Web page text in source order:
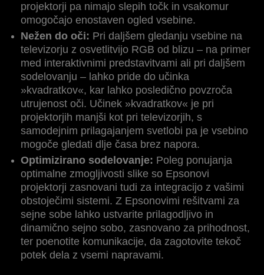
projektorji pa nimajo slepih točk in vsakomur
omogočajo enostaven ogled vsebine.
Nežen do oči: Pri daljšem gledanju vsebine na
televizorju z osvetlitvijo RGB od blizu – na primer
med interaktivnimi predstavitvami ali pri daljšem
sodelovanju – lahko pride do učinka
»kvadratkov«, kar lahko posledično povzroča
utrujenost oči. Učinek »kvadratkov« je pri
projektorjih manjši kot pri televizorjih, s
samodejnim prilagajanjem svetlobi pa je vsebino
mogoče gledati dlje časa brez napora.
Optimizirano sodelovanje: Poleg ponujanja
optimalne zmogljivosti slike so Epsonovi
projektorji zasnovani tudi za integracijo z vašimi
obstoječimi sistemi. Z Epsonovimi rešitvami za
sejne sobe lahko ustvarite prilagodljivo in
dinamično sejno sobo, zasnovano za prihodnost,
ter poenotite komunikacije, da zagotovite tekoč
potek dela z vsemi napravami.